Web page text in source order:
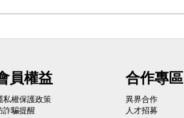
員權益
私權保護政策
詐騙提醒
合作專區
異界合作
人才招募